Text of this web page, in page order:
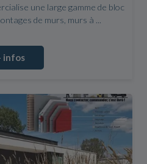
une large gamme de bloc
de murs, murs à ...
infos